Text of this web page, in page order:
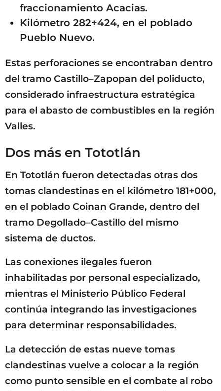
fraccionamiento Acacias.
Kilómetro 282+424, en el poblado
Pueblo Nuevo.
Estas perforaciones se encontraban dentro
del tramo Castillo–Zapopan del poliducto,
considerado infraestructura estratégica
para el abasto de combustibles en la región
Valles.
Dos más en Tototlán
En Tototlán fueron detectadas otras dos
tomas clandestinas en el kilómetro 181+000,
en el poblado Coinan Grande, dentro del
tramo Degollado–Castillo del mismo
sistema de ductos.
Las conexiones ilegales fueron
inhabilitadas por personal especializado,
mientras el Ministerio Público Federal
continúa integrando las investigaciones
para determinar responsabilidades.
La detección de estas nueve tomas
clandestinas vuelve a colocar a la región
como punto sensible en el combate al robo